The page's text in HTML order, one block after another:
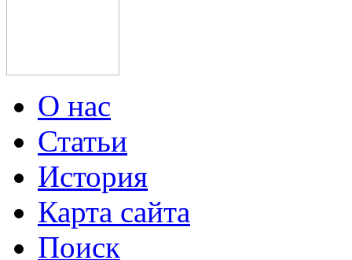
О нас
Статьи
История
Карта сайта
Поиск